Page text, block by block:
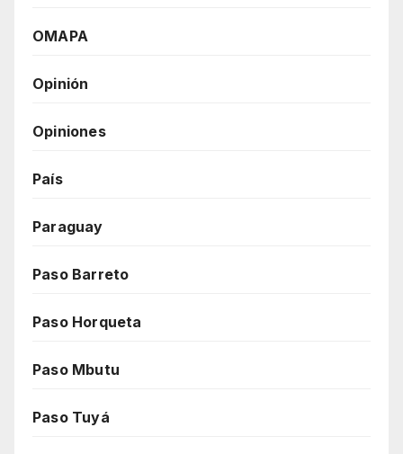
OMAPA
Opinión
Opiniones
País
Paraguay
Paso Barreto
Paso Horqueta
Paso Mbutu
Paso Tuyá